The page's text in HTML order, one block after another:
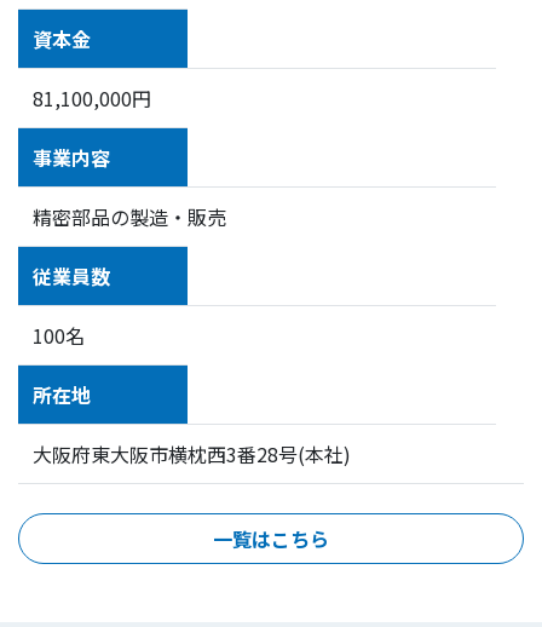
資本金
81,100,000円
事業内容
精密部品の製造・販売
従業員数
100名
所在地
大阪府東大阪市横枕西3番28号(本社)
一覧はこちら